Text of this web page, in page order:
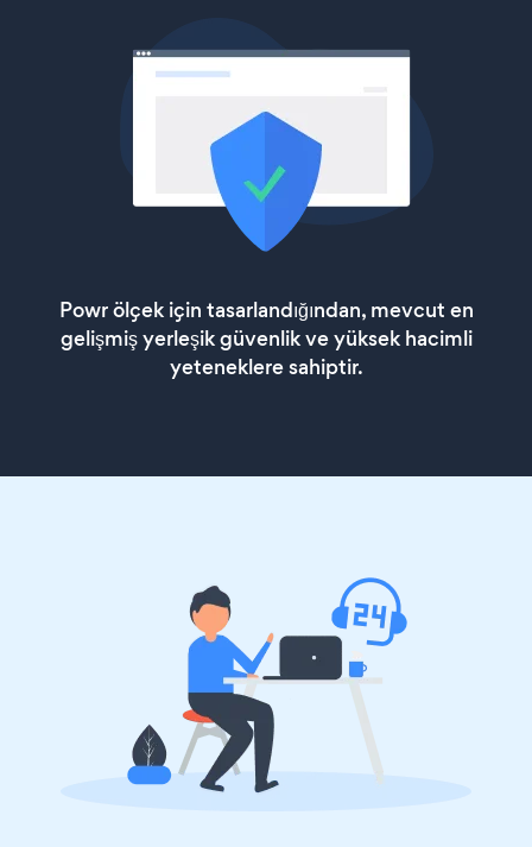
Powr ölçek için tasarlandığından, mevcut en
gelişmiş yerleşik güvenlik ve yüksek hacimli
yeteneklere sahiptir.